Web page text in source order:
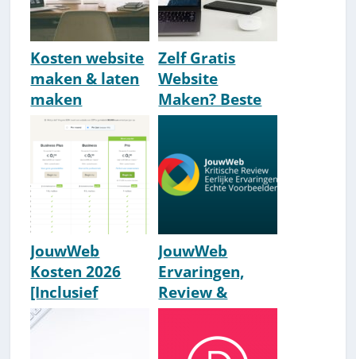
Kosten website
maken & laten
maken
[Overzicht
2026]
Zelf Gratis
Website
Maken? Beste
Gratis Website
JouwWeb
Kosten 2026
[Inclusief
Simpele
Prijstabel]
JouwWeb
Ervaringen,
Review &
Voorbeelden
[2026] [Slecht?]